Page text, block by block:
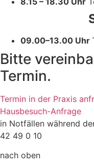
09.00–13.00 Uhr
Bitte
Termin.
Termin in der Praxis
Hausbesuch-Anfrage
in Notfällen während
42 49 0 10
nach oben